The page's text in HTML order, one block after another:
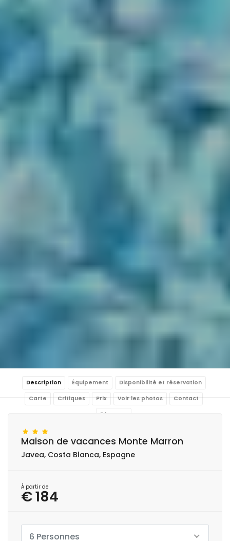
Description Équipement Disponibilité et réservation
Carte Critiques Prix Voir les photos Contact
Réserver
Maison de vacances Monte Marron
Javea, Costa Blanca, Espagne
À partir de
€ 184
6 Personnes